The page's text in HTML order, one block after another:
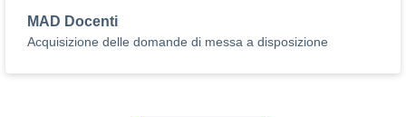
MAD Docenti
Acquisizione delle domande di messa a disposizione